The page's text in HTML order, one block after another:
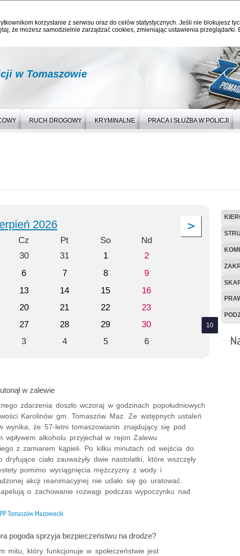
korzystanie z serwisu oraz do celów statystycznych. Jeśli nie blokujesz
że możesz samodzielnie zarządzać cookies, zmieniając ustawienia przeglądarki.
w Tomaszowie
RUCH DROGOWY KRYMINALNE PRACA I SŁUŻBA W POLICJI
2026
Cz Pt So
Nd
30 31 1
2
6 7 8
9
13 14 15
16
20 21 22
23
27 28 29
30
3 4 5 6
w zalewie
zdarzenia doszło wczoraj w godzinach popołudniowych
Karolinów gm. Tomaszów Maz. Ze wstępnych ustaleń
wynika, że 57-letni tomaszowianin znajdujący się pod
wpływem alkoholu przyjechał w rejon Zalewu
z zamiarem kąpieli. Po kilku minutach od wejścia do
dryfujące ciało zauważyły dwie nastolatki, które wszczęły
pomimo wyciągnięcia mężczyzny z wody i
akcji reanimacyjnej nie udało się go uratować.
o zachowanie rozwagi podczas wypoczynku nad
Tomaszów Mazowiecki
pogoda sprzyja bezpieczeństwu na drodze?
mitu, który funkcjonuje w społeczeństwie jest